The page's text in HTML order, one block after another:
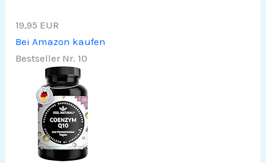
19,95 EUR
Bei Amazon kaufen
Bestseller Nr. 10